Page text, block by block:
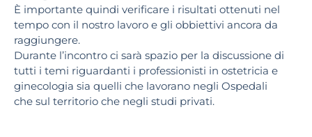
È importante quindi verificare i risultati ottenuti nel
tempo con il nostro lavoro e gli obbiettivi ancora da
raggiungere.
Durante l’incontro ci sarà spazio per la discussione di
tutti i temi riguardanti i professionisti in ostetricia e
ginecologia sia quelli che lavorano negli Ospedali
che sul territorio che negli studi privati.